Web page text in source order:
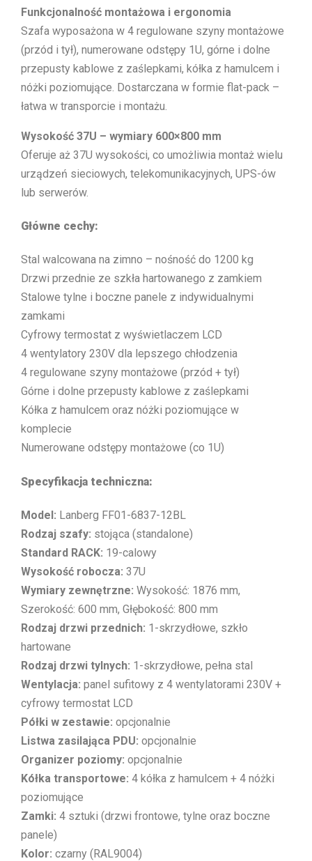
Funkcjonalność montażowa i ergonomia
Szafa wyposażona w 4 regulowane szyny montażowe
(przód i tył), numerowane odstępy 1U, górne i dolne
przepusty kablowe z zaślepkami, kółka z hamulcem i
nóżki poziomujące. Dostarczana w formie flat-pack –
łatwa w transporcie i montażu.
Wysokość 37U – wymiary 600×800 mm
Oferuje aż 37U wysokości, co umożliwia montaż wielu
urządzeń sieciowych, telekomunikacyjnych, UPS-ów
lub serwerów.
Główne cechy:
Stal walcowana na zimno – nośność do 1200 kg
Drzwi przednie ze szkła hartowanego z zamkiem
Stalowe tylne i boczne panele z indywidualnymi
zamkami
Cyfrowy termostat z wyświetlaczem LCD
4 wentylatory 230V dla lepszego chłodzenia
4 regulowane szyny montażowe (przód + tył)
Górne i dolne przepusty kablowe z zaślepkami
Kółka z hamulcem oraz nóżki poziomujące w
komplecie
Numerowane odstępy montażowe (co 1U)
Specyfikacja techniczna:
Model: Lanberg FF01-6837-12BL
Rodzaj szafy: stojąca (standalone)
Standard RACK: 19-calowy
Wysokość robocza: 37U
Wymiary zewnętrzne: Wysokość: 1876 mm,
Szerokość: 600 mm, Głębokość: 800 mm
Rodzaj drzwi przednich: 1-skrzydłowe, szkło
hartowane
Rodzaj drzwi tylnych: 1-skrzydłowe, pełna stal
Wentylacja: panel sufitowy z 4 wentylatorami 230V +
cyfrowy termostat LCD
Półki w zestawie: opcjonalnie
Listwa zasilająca PDU: opcjonalnie
Organizer poziomy: opcjonalnie
Kółka transportowe: 4 kółka z hamulcem + 4 nóżki
poziomujące
Zamki: 4 sztuki (drzwi frontowe, tylne oraz boczne
panele)
Kolor: czarny (RAL9004)